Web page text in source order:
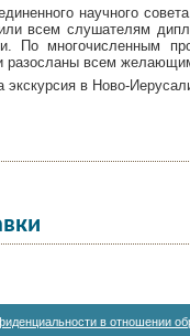
научного
всем слушателям
По многочисленным
разосланы всем
в Ново-
в отношении